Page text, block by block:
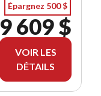
Épargnez 500 $
9 609 $
VOIR LES
DÉTAILS